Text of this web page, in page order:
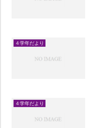
４学年だより
４学年だより